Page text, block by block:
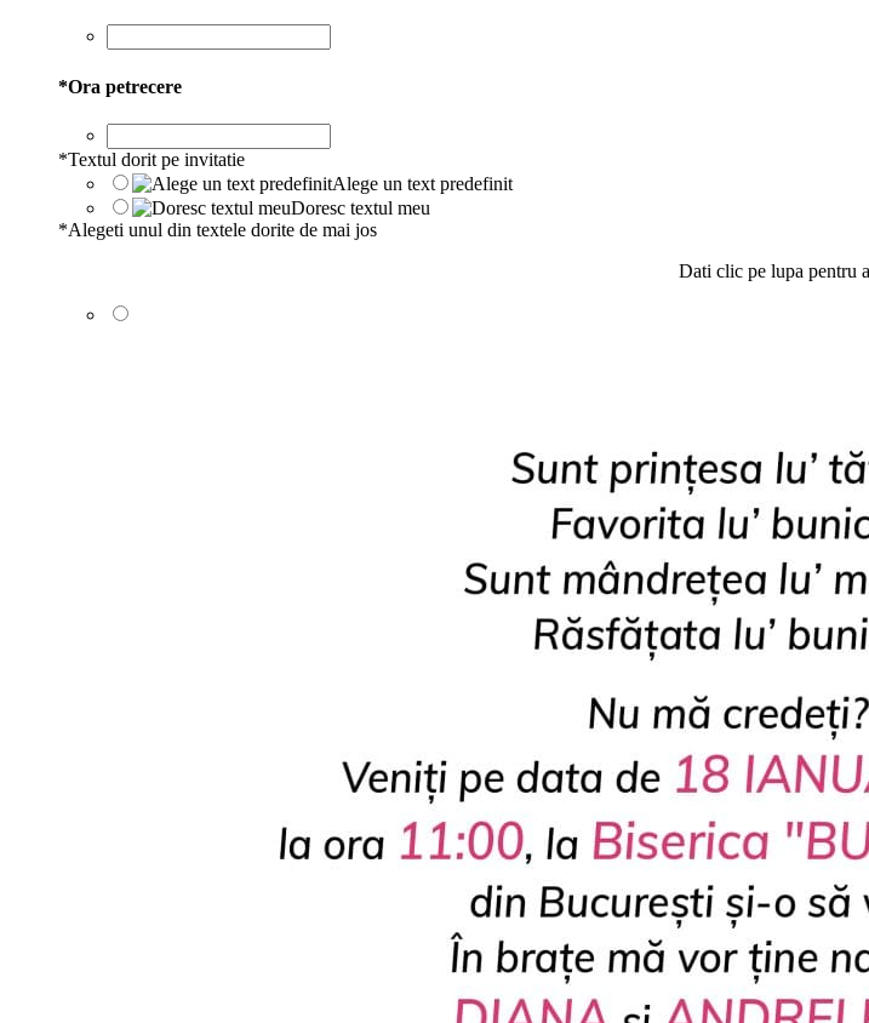
*Ora petrecere
*Textul dorit pe invitatie
Alege un text predefinit
Doresc textul meu
*Alegeti unul din textele dorite de mai jos
Dati clic pe lupa pentru